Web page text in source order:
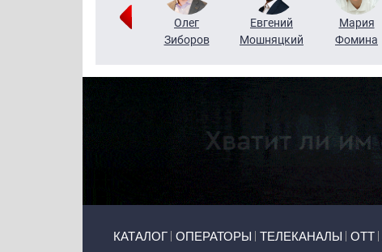
Григорий
Олег
Зиборов
Евгений
Мошняцкий
Мария
Фомина
КАТАЛОГ ОПЕРАТОРЫ ТЕЛЕКАНАЛЫ ОТТ